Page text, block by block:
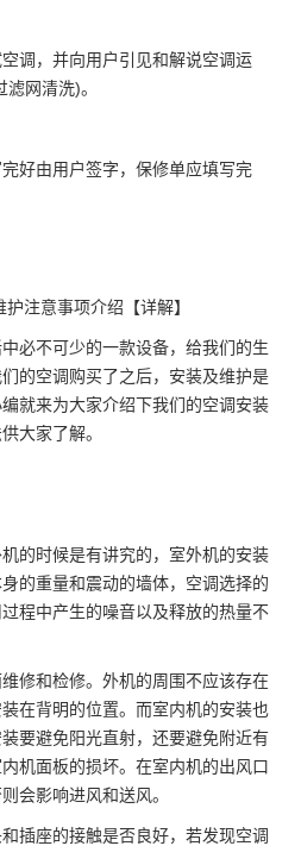
，并向用户引见和解说空调运
网清洗)。
由用户签字，保修单应填写完
注意事项介绍【详解】
不可少的一款设备，给我们的生
的空调购买了之后，安装及维护是
就来为大家介绍下我们的空调安装
大家了解。
时候是有讲究的，室外机的安装
的重量和震动的墙体，空调选择的
程中产生的噪音以及释放的热量不
和检修。外机的周围不应该存在
在背明的位置。而室内机的安装也
要避免阳光直射，还要避免附近有
机面板的损坏。在室内机的出风口
会影响进风和送风。
座的接触是否良好，若发现空调